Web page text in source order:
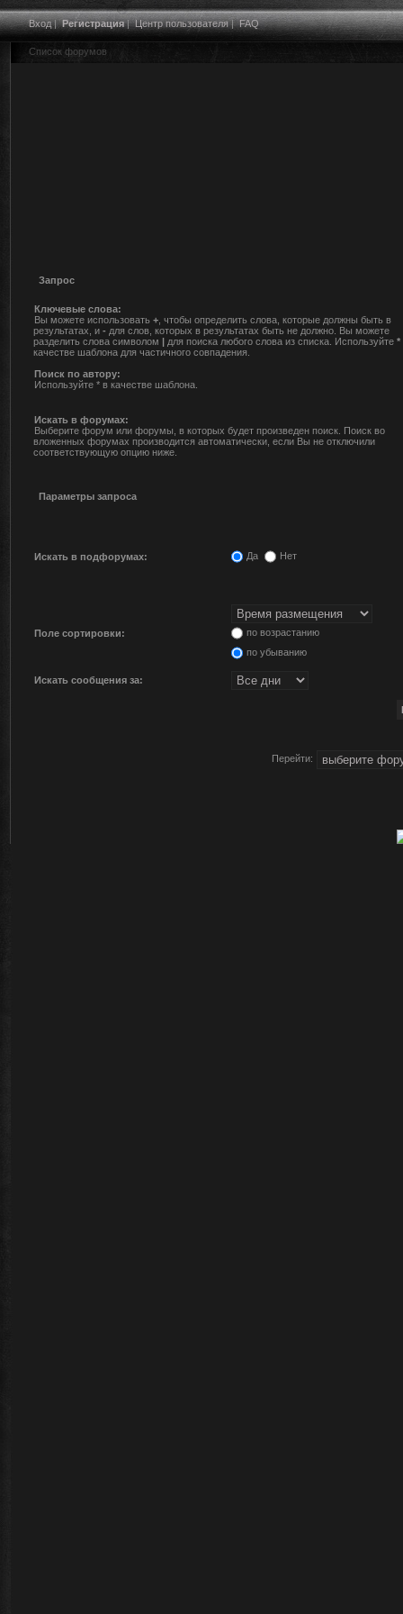
Вход|Регистрация|Центр пользователя|FAQ
Список форумов
Запрос
Ключевые слова:
Вы можете использовать + , чтобы определить слова, которые должны быть в
результатах, и - для слов, которых в результатах быть не должно. Вы можете
разделить слова символом | для поиска любого слова из списка. Используйте *
качестве шаблона для частичного совпадения.
Поиск по автору:
Используйте * в качестве шаблона.
Искать в форумах:
Выберите форум или форумы, в которых будет произведен поиск. Поиск во
вложенных форумах производится автоматически, если Вы не отключили
соответствующую опцию ниже.
Параметры запроса
Искать в подфорумах: Да Нет
Поле сортировки:
по возрастанию
по убыванию
Искать сообщения за:
Перейти: